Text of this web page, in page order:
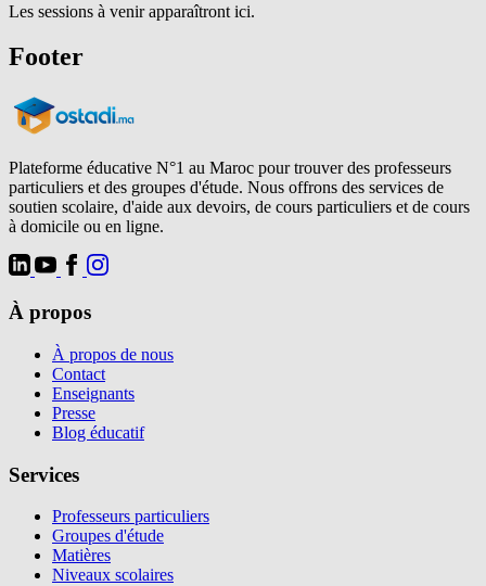
Les sessions à venir apparaîtront ici.
Footer
Plateforme éducative N°1 au Maroc pour trouver des professeurs
particuliers et des groupes d'étude. Nous offrons des services de
soutien scolaire, d'aide aux devoirs, de cours particuliers et de cours
à domicile ou en ligne.
À propos
À propos de nous
Contact
Enseignants
Presse
Blog éducatif
Services
Professeurs particuliers
Groupes d'étude
Matières
Niveaux scolaires